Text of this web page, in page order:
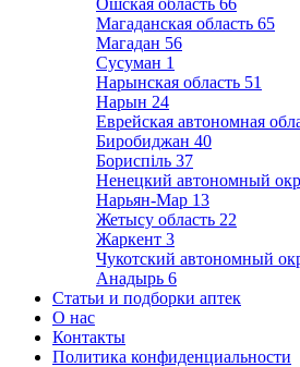
Ошская область 66
Магаданская область 65
Магадан 56
Сусуман 1
Нарынская область 51
Нарын 24
Еврейская автономная
Биробиджан 40
Бориспіль 37
Ненецкий автономный
Нарьян-Мар 13
Жетысу область 22
Жаркент 3
Чукотский автономный
Анадырь 6
Статьи и подборки аптек
О нас
Контакты
Политика конфиденциальности